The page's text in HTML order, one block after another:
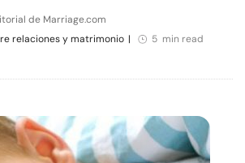
de Marriage.com
relaciones y matrimonio | 5 min read